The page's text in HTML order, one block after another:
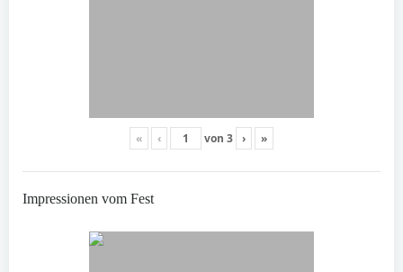
« ‹ von 3 › »
Impressionen vom Fest